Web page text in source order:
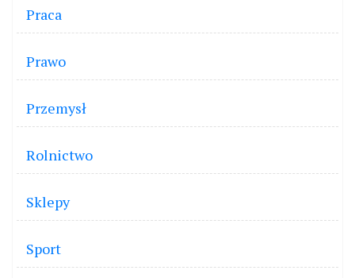
Praca
Prawo
Przemysł
Rolnictwo
Sklepy
Sport